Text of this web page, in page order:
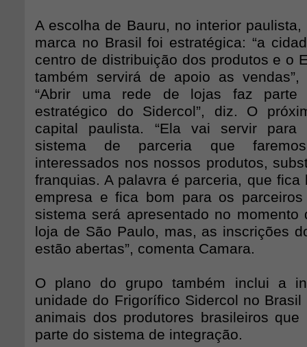
A escolha de Bauru, no interior
marca no Brasil foi estratégica: “a
centro de distribuição dos produtos e o
também servirá de apoio as vendas”,
“Abrir uma rede de lojas faz parte
estratégico do Sidercol”, diz. O
capital paulista. “Ela vai servir para
sistema de parceria que
interessados nos nossos produtos,
franquias. A palavra é parceria, que fica
empresa e fica bom para os
sistema será apresentado no momento
loja de São Paulo, mas, as inscrições
estão abertas”, comenta Camara.
O plano do grupo também inclui a
unidade do Frigorífico Sidercol no
animais dos produtores brasileiros
parte do sistema de integração.